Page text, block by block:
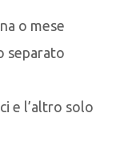
o mese
separato
e l’altro solo